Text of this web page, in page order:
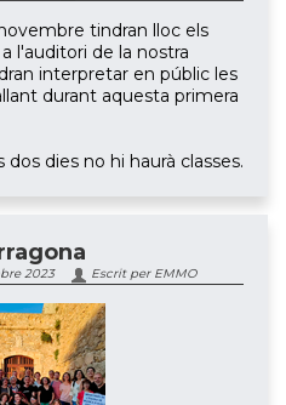
tindran lloc els
l'auditori de la nostra
interpretar en públic les
durant aquesta primera
dies no hi haurà classes.
2023 Escrit per EMMO